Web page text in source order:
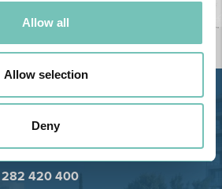
Allow all
Allow selection
Deny
Alvor, Sítio Cruz da
322 Alvor - Portimão
282 420 400